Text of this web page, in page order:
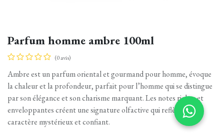
Parfum homme ambre 100ml
(0 avis)
Ambre est un parfum oriental et gourmand pour homme, évoque
la chaleur et la profondeur, parfait pour l’homme qui se distingue
par son élégance et son charisme marquant. Les notes riches et
enveloppantes créent une signature olfactive qui reflète un
caractère mystérieux et confiant.